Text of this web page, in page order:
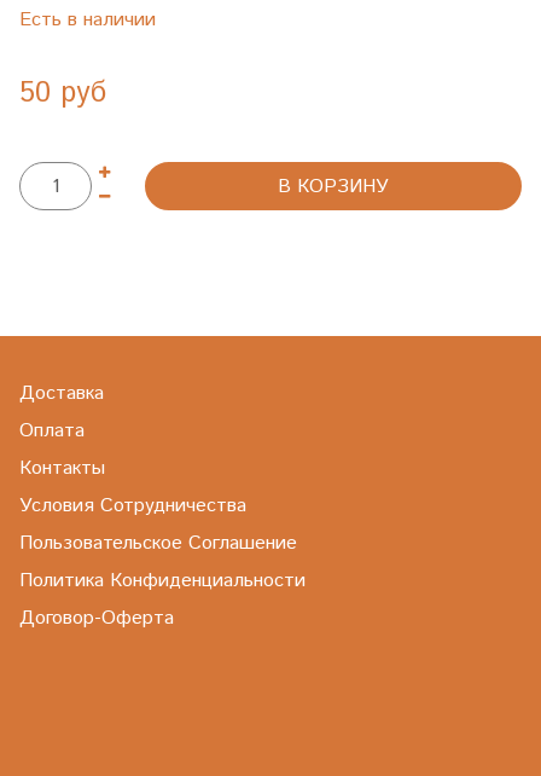
Есть в наличии
50 руб
В КОРЗИНУ
Доставка
Оплата
Контакты
Условия Сотрудничества
Пользовательское Соглашение
Политика Конфиденциальности
Договор-Оферта